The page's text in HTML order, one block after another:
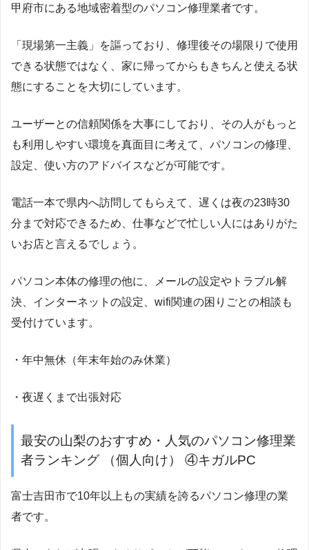
甲府市にある地域密着型のパソコン修理業者です。
「現場第一主義」を謳っており、修理後その場限りで使用
できる状態ではなく、家に帰ってからもきちんと使える状
態にすることを大切にしています。
ユーザーとの信頼関係を大事にしており、その人がもっと
も利用しやすい環境を真面目に考えて、パソコンの修理、
設定、使い方のアドバイスなどが可能です。
電話一本で県内へ訪問してもらえて、遅くは夜の23時30
分まで対応できるため、仕事などで忙しい人にはありがた
いお店と言えるでしょう。
パソコン本体の修理の他に、メールの設定やトラブル解
決、インターネットの設定、wifi関連の困りごとの相談も
受付けています。
・年中無休（年末年始のみ休業）
・夜遅くまで出張対応
最安の山梨のおすすめ・人気のパソコン修理業
者ランキング （個人向け） ④キガルPC
富士吉田市で10年以上もの実績を誇るパソコン修理の業
者です。